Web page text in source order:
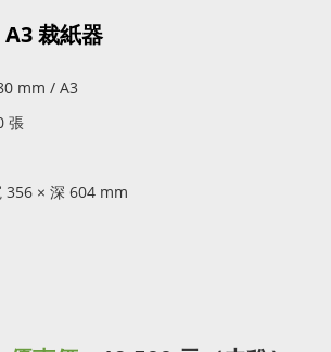
裁紙器
mm / A3
張
356 × 深 604 mm